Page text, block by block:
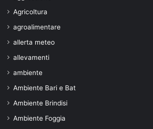
Agricoltura
agroalimentare
allerta meteo
allevamenti
ambiente
Ambiente Bari e Bat
Ambiente Brindisi
Ambiente Foggia